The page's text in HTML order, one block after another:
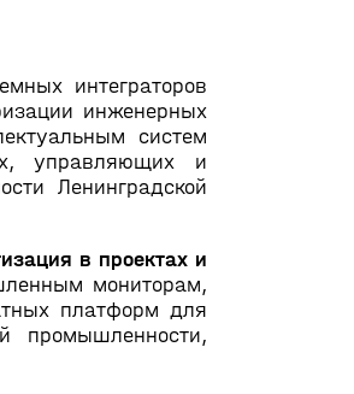
интеграторов
инженерных
систем
управляющих и
Ленинградской
в проектах и
мониторам,
платформ для
промышленности,